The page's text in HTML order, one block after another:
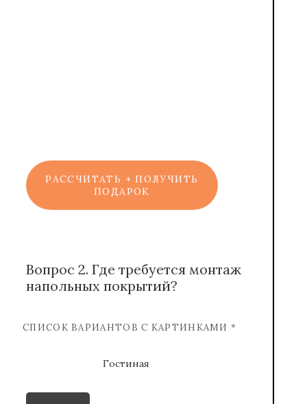
РАССЧИТАТЬ + ПОЛУЧИТЬ
ПОДАРОК
Вопрос 2. Где требуется монтаж
напольных покрытий?
СПИСОК ВАРИАНТОВ С КАРТИНКАМИ *
Гостиная